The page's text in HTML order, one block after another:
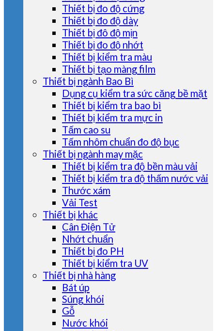
Thiết bị đo độ cứng
Thiết bị đo độ dày
Thiết bị đô độ mịn
Thiết bị đo độ nhớt
Thiết bị kiểm tra màu
Thiết bị tạo màng film
Thiết bị ngành Bao Bì
Dụng cụ kiểm tra sức căng bề mặt
Thiết bị kiểm tra bao bì
Thiết bị kiểm tra mực in
Tấm cao su
Tấm nhôm chuẩn đo độ bục
Thiết bị ngành may mặc
Thiết bị kiểm tra độ bền màu vải
Thiết bị kiểm tra độ thấm nước vải
Thước xám
Vải Test
Thiết bị khác
Cân Điện Tử
Nhớt chuẩn
Thiết bị đo PH
Thiết bị kiểm tra UV
Thiết bị nhà hàng
Bát úp
Súng khói
Gỗ
Nước khói